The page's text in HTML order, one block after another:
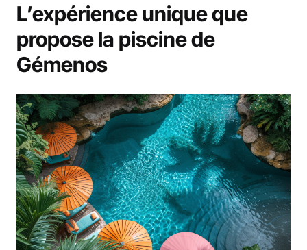
L’expérience unique que
propose la piscine de
Gémenos